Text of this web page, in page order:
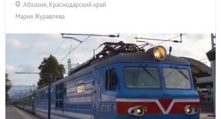
Абхазия, Краснодарский край
Мария Журавлева